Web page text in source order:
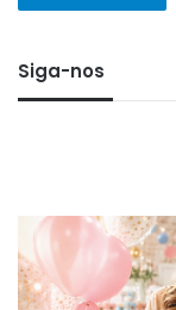
Siga-nos